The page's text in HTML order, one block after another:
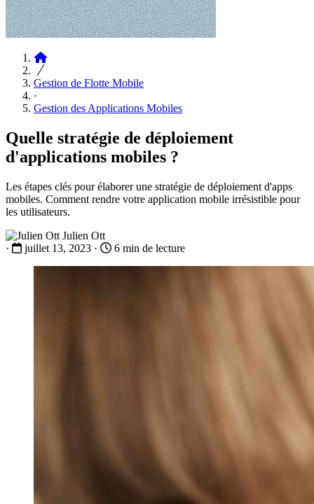
Gestion de Flotte Mobile
·
Gestion des Applications Mobiles
Quelle stratégie de déploiement
d'applications mobiles ?
Les étapes clés pour élaborer une stratégie de déploiement d'apps
mobiles. Comment rendre votre application mobile irrésistible pour
les utilisateurs.
Julien Ott
·
juillet 13, 2023 · 6 min de lecture